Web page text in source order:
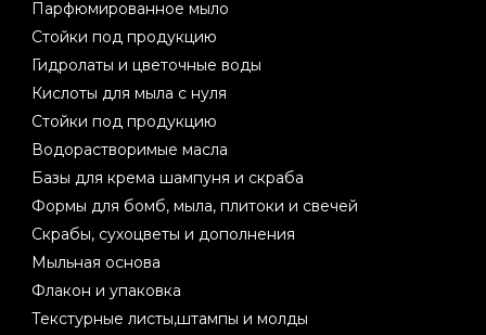
Парфюмированное мыло
Стойки под продукцию
Гидролаты и цветочные воды
Кислоты для мыла с нуля
Стойки под продукцию
Водорастворимые масла
Базы для крема шампуня и скраба
Формы для бомб, мыла, плитоки и свечей
Скрабы, сухоцветы и дополнения
Мыльная основа
Флакон и упаковка
Текстурные листы,штампы и молды